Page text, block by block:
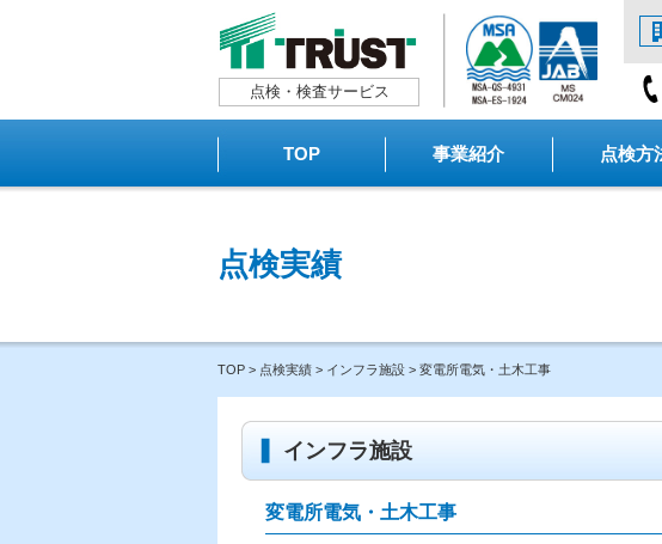
点検・検査サービス
TOP 事業紹介 点検方
点検実績
TOP > 点検実績 > インフラ施設 > 変電所電気・土木工事
インフラ施設
変電所電気・土木工事